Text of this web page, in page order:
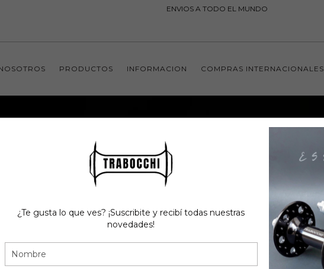
ENVIOS A TODO EL MUNDO
PRODUCTOS INFORMACION COMPRAS INTERNACIONALES
¿Te gusta lo que ves? ¡Suscribite y recibí todas nuestras
novedades!